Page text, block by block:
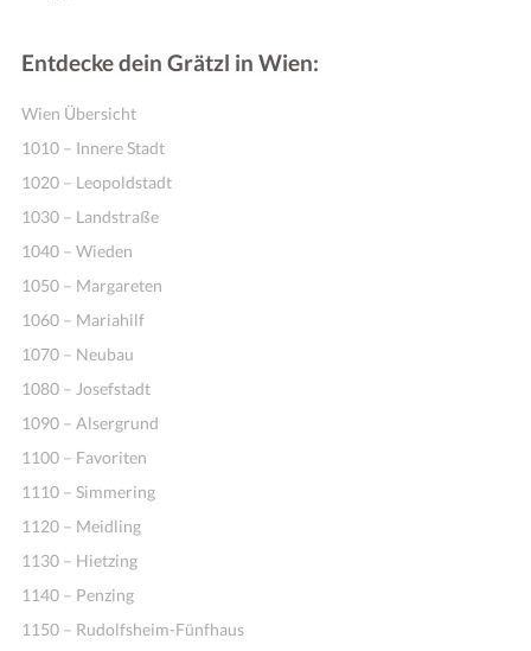
Entdecke dein Grätzl in Wien:
Wien Übersicht
1010 – Innere Stadt
1020 – Leopoldstadt
1030 – Landstraße
1040 – Wieden
1050 – Margareten
1060 – Mariahilf
1070 – Neubau
1080 – Josefstadt
1090 – Alsergrund
1100 – Favoriten
1110 – Simmering
1120 – Meidling
1130 – Hietzing
1140 – Penzing
1150 – Rudolfsheim-Fünfhaus